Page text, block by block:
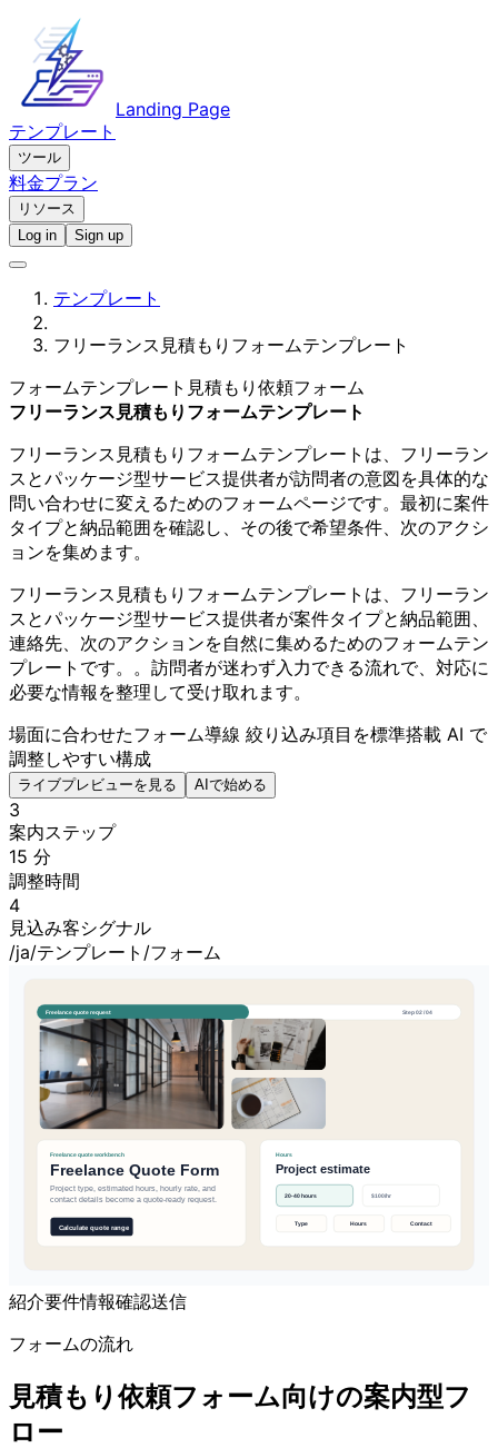
Landing Page
テンプレート
ツール
料金プラン
リソース
Log in
Sign up
テンプレート
フリーランス見積もりフォームテンプレート
フォームテンプレート 見積もり依頼フォーム
フリーランス見積もりフォームテンプレート
フリーランス見積もりフォームテンプレートは、フリーラン
スとパッケージ型サービス提供者が訪問者の意図を具体的な
問い合わせに変えるためのフォームページです。最初に案件
タイプと納品範囲を確認し、その後で希望条件、次のアクシ
ョンを集めます。
フリーランス見積もりフォームテンプレートは、フリーラン
スとパッケージ型サービス提供者が案件タイプと納品範囲、
連絡先、次のアクションを自然に集めるためのフォームテン
プレートです。。訪問者が迷わず入力できる流れで、対応に
必要な情報を整理して受け取れます。
場面に合わせたフォーム導線 絞り込み項目を標準搭載 AI で
調整しやすい構成
ライブプレビューを見る AIで始める
3
案内ステップ
15 分
調整時間
4
見込み客シグナル
/ja/テンプレート/フォーム
紹介要件情報確認送信
フォームの流れ
見積もり依頼フォーム向けの案内型フ
ロー